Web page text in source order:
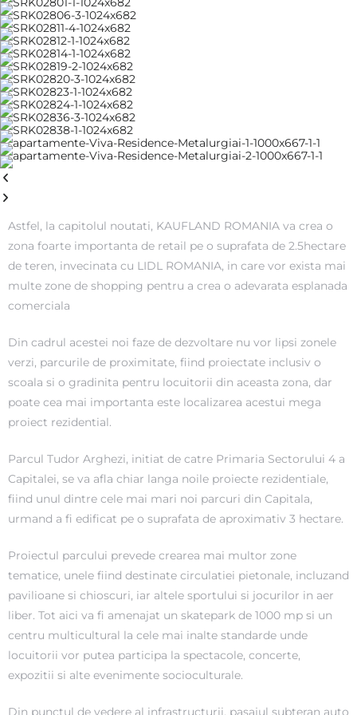
Astfel, la capitolul noutati, KAUFLAND ROMANIA va crea o
zona foarte importanta de retail pe o suprafata de 2.5hectare
de teren, invecinata cu LIDL ROMANIA, in care vor exista mai
multe zone de shopping pentru a crea o adevarata esplanada
comerciala
Din cadrul acestei noi faze de dezvoltare nu vor lipsi zonele
verzi, parcurile de proximitate, fiind proiectate inclusiv o
scoala si o gradinita pentru locuitorii din aceasta zona, dar
poate cea mai importanta este localizarea acestui mega
proiect rezidential.
Parcul Tudor Arghezi, initiat de catre Primaria Sectorului 4 a
Capitalei, se va afla chiar langa noile proiecte rezidentiale,
fiind unul dintre cele mai mari noi parcuri din Capitala,
urmand a fi edificat pe o suprafata de aproximativ 3 hectare.
Proiectul parcului prevede crearea mai multor zone
tematice, unele fiind destinate circulatiei pietonale, incluzand
pavilioane si chioscuri, iar altele sportului si jocurilor in aer
liber. Tot aici va fi amenajat un skatepark de 1000 mp si un
centru multicultural la cele mai inalte standarde unde
locuitorii vor putea participa la spectacole, concerte,
expozitii si alte evenimente socioculturale.
Din punctul de vedere al infrastructurii, pasajul subteran auto